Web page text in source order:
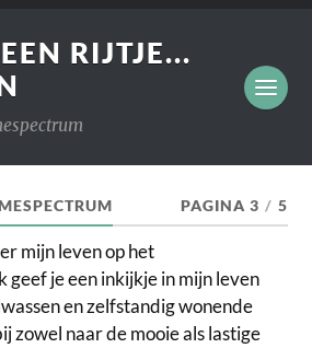
RIJTJE...
PAGINA 3 / 5
mijn leven op het
geef je een inkijkje in mijn leven
en zelfstandig wonende
zowel naar de mooie als lastige